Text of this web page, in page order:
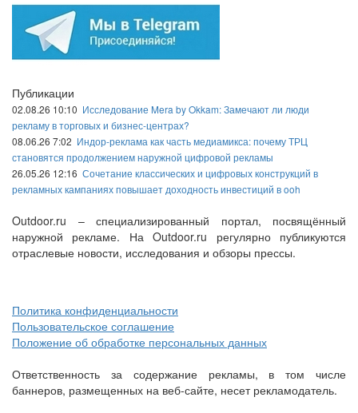
Публикации
02.08.26 10:10 Исследование Mera by Okkam: Замечают ли люди
рекламу в торговых и бизнес-центрах?
08.06.26 7:02 Индор-реклама как часть медиамикса: почему ТРЦ
становятся продолжением наружной цифровой рекламы
26.05.26 12:16 Сочетание классических и цифровых конструкций в
рекламных кампаниях повышает доходность инвестиций в ooh
Outdoor.ru – специализированный портал, посвящённый
наружной рекламе. На Outdoor.ru регулярно публикуются
отраслевые новости, исследования и обзоры прессы.
Политика конфиденциальности
Пользовательское соглашение
Положение об обработке персональных данных
Ответственность за содержание рекламы, в том числе
баннеров, размещенных на веб-сайте, несет рекламодатель.